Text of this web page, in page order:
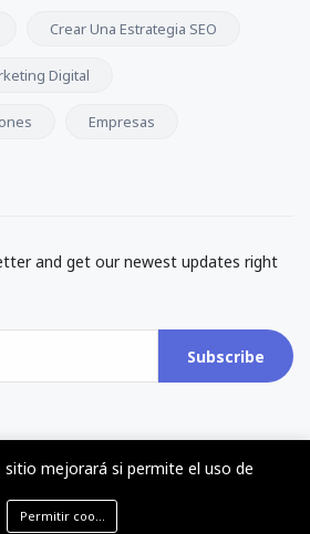
Crear Una Estrategia SEO
Digital
Empresas
and get our newest updates right
Subscribe
- Todos los derechos reservados
sitio mejorará si permite el uso de
Permitir cookies